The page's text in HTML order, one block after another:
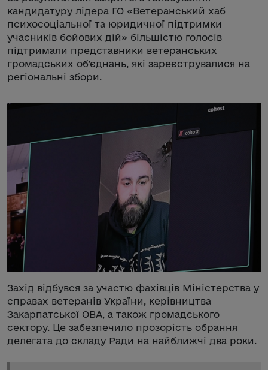
кандидатуру лідера ГО «Ветеранський хаб
психосоціальної та юридичної підтримки
учасників бойових дій» більшістю голосів
підтримали представники ветеранських
громадських об’єднань, які зареєструвалися на
регіональні збори.
Захід відбувся за участю фахівців Міністерства у
справах ветеранів України, керівництва
Закарпатської ОВА, а також громадського
сектору. Це забезпечило прозорість обрання
делегата до складу Ради на найближчі два роки.